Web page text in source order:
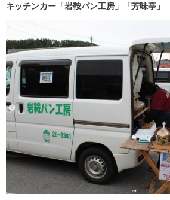
キッチンカー「岩鞍パン工房」「芳味亭」